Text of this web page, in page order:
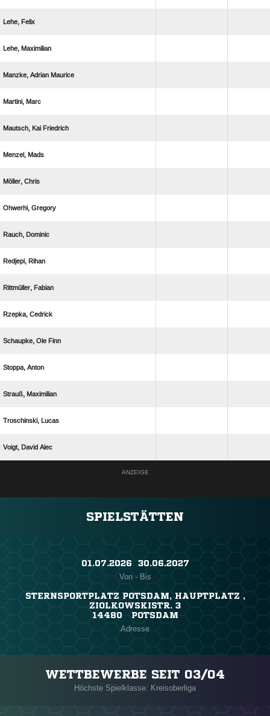
 
 
  
 
  
 
 
 
 
 
 
 
  
 
 
 
  
ANZEIGE
SPIELSTÄTTEN
01.07.2026 ​ 30.06.2027
Von - Bis
STERNSPORTPLATZ POTSDAM, HAUPTPLATZ ,
ZIOLKOWSKISTR. 3
14480 POTSDAM
Adresse
WETTBEWERBE SEIT 03/04
Höchste Spielklasse: Kreisoberliga